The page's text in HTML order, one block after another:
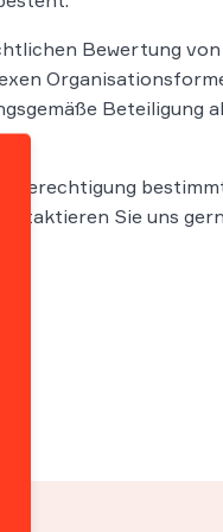
Bewertung von
Beteiligung
Sie uns